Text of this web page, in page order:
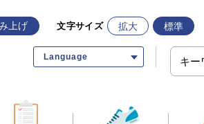
上げ 文字サイズ 拡大 標準
Language